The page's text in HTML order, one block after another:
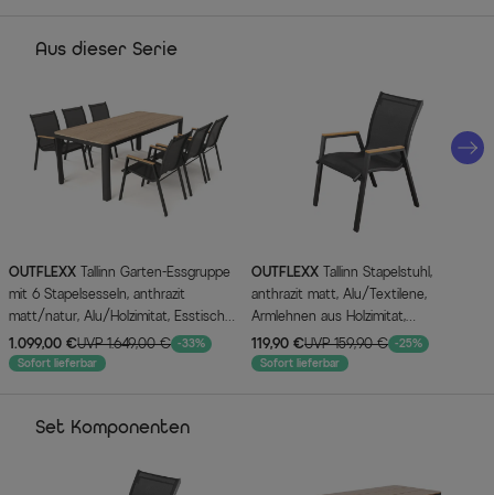
Aus dieser Serie
OUTFLEXX
mit 6 Stapelsesseln, anthrazit
matt/natur, Alu/Holzimitat, Esstisch
150 x 90 cm
1.099,00 €UVP 1.649,00 € -33%
Sofort lieferbar
OUTFLEXX
anthrazit matt, Alu/Textilene,
Armlehnen aus Holzimitat,
pulverbeschichtet
119,90 €UVP 159,90 € -25%
Sofort lieferbar
Set Komponenten